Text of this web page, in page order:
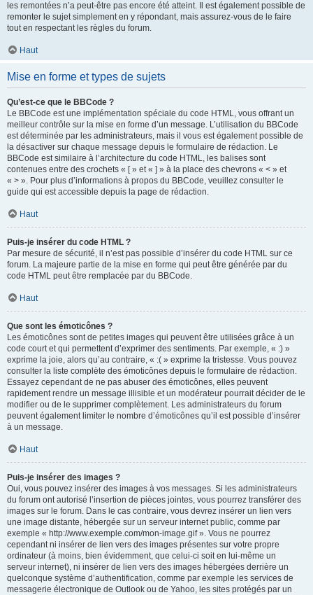
les remontées n’a peut-être pas encore été atteint. Il est également possible de
remonter le sujet simplement en y répondant, mais assurez-vous de le faire
tout en respectant les règles du forum.
Haut
Mise en forme et types de sujets
Qu’est-ce que le BBCode ?
Le BBCode est une implémentation spéciale du code HTML, vous offrant un
meilleur contrôle sur la mise en forme d’un message. L’utilisation du BBCode
est déterminée par les administrateurs, mais il vous est également possible de
la désactiver sur chaque message depuis le formulaire de rédaction. Le
BBCode est similaire à l’architecture du code HTML, les balises sont
contenues entre des crochets « [ » et « ] » à la place des chevrons « < » et
« > ». Pour plus d’informations à propos du BBCode, veuillez consulter le
guide qui est accessible depuis la page de rédaction.
Haut
Puis-je insérer du code HTML ?
Par mesure de sécurité, il n’est pas possible d’insérer du code HTML sur ce
forum. La majeure partie de la mise en forme qui peut être générée par du
code HTML peut être remplacée par du BBCode.
Haut
Que sont les émoticônes ?
Les émoticônes sont de petites images qui peuvent être utilisées grâce à un
code court et qui permettent d’exprimer des sentiments. Par exemple, « :) »
exprime la joie, alors qu’au contraire, « :( » exprime la tristesse. Vous pouvez
consulter la liste complète des émoticônes depuis le formulaire de rédaction.
Essayez cependant de ne pas abuser des émoticônes, elles peuvent
rapidement rendre un message illisible et un modérateur pourrait décider de le
modifier ou de le supprimer complètement. Les administrateurs du forum
peuvent également limiter le nombre d’émoticônes qu’il est possible d’insérer
à un message.
Haut
Puis-je insérer des images ?
Oui, vous pouvez insérer des images à vos messages. Si les administrateurs
du forum ont autorisé l’insertion de pièces jointes, vous pourrez transférer des
images sur le forum. Dans le cas contraire, vous devrez insérer un lien vers
une image distante, hébergée sur un serveur internet public, comme par
exemple « http://www.exemple.com/mon-image.gif ». Vous ne pourrez
cependant ni insérer de lien vers des images présentes sur votre propre
ordinateur (à moins, bien évidemment, que celui-ci soit en lui-même un
serveur internet), ni insérer de lien vers des images hébergées derrière un
quelconque système d’authentification, comme par exemple les services de
messagerie électronique de Outlook ou de Yahoo, les sites protégés par un